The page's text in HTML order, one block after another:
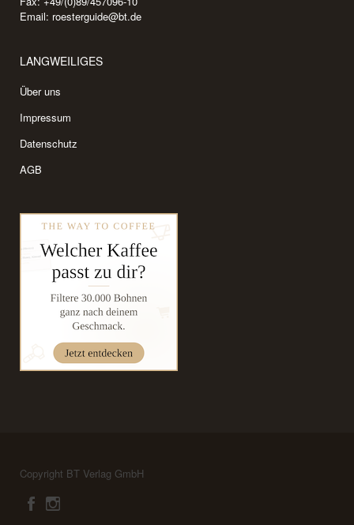
Email: roesterguide@bt.de
LANGWEILIGES
Über uns
Impressum
Datenschutz
AGB
Copyright BT Verlag GmbH